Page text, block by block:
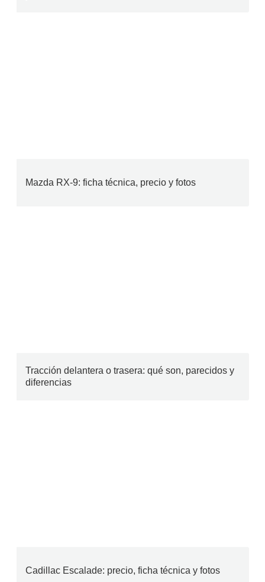
Mazda RX-9: ficha técnica, precio y fotos
Tracción delantera o trasera: qué son, parecidos y
diferencias
Cadillac Escalade: precio, ficha técnica y fotos